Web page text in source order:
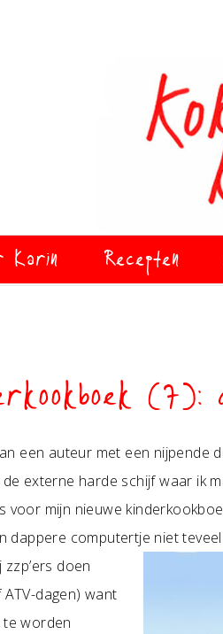
Karin Recepten
(7):
een auteur met een nijpende
externe harde schijf waar ik
voor mijn nieuwe
dappere computertje niet
doen
dagen) want
worden